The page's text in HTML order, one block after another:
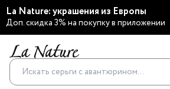
La Nature: украшения из Европы
Доп. скидка 3% на покупку в приложении